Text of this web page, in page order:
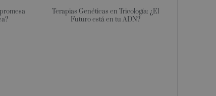
Terapias Genéticas en Tricología: ¿El
Futuro está en tu ADN?